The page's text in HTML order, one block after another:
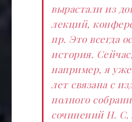
вырастали из
лекций,
пр. Это всегда
история. Сейчас,
например, я
лет связана с
полного
сочинений Н. С.